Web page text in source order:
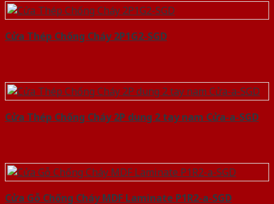
Cửa Thép Chống Cháy 2P1G2-SGD
Cửa Thép Chống Cháy 2P dung 2 tay nam Cửa-a-SGD
Cửa Gỗ Chống Cháy MDF Laminate P1R2-a-SGD